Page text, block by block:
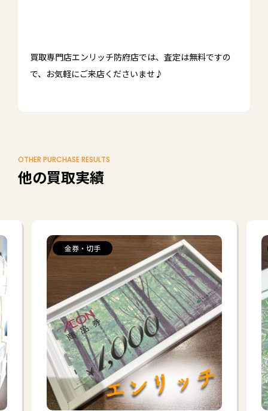
買取専門店エンリッチ防府店では、査定は無料ですの
で、お気軽にご来店くださいませ♪
OTHER PURCHASE RESULTS
他の買取実績
金券・切手